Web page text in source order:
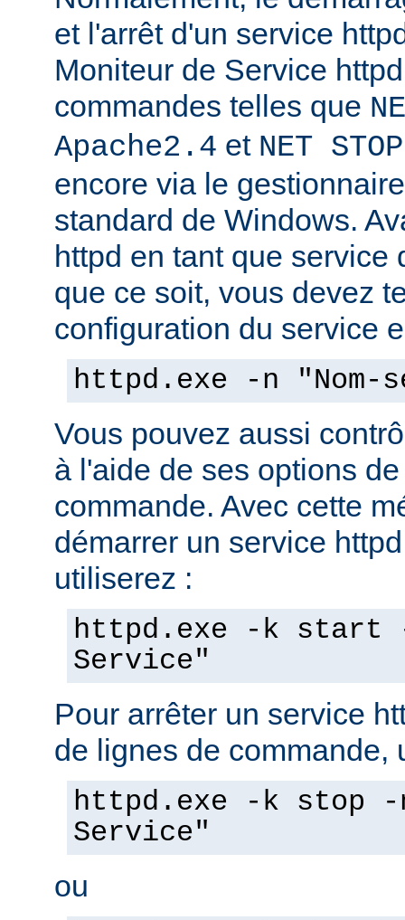
et l'arrêt d'un service
Moniteur de Service
commandes telles que
Apache2.4 et NET
encore via le
standard de Windows.
httpd en tant que service
que ce soit, vous devez
configuration du service
httpd.exe -n
Vous pouvez aussi
à l'aide de ses options
commande. Avec cette
démarrer un service
utiliserez :
httpd.exe -k start -
Service"
Pour arrêter un service
de lignes de commande,
httpd.exe -k stop -
Service"
ou